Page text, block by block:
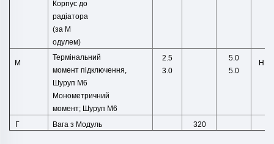
Корпус до
радіатора
(за М
одулем)
М
Термінальний
момент підключення,
Шуруп M6
Монометричний
момент; Шуруп M6
2.5
3.0
5.0
5.0
Н.М
Г Вага з Модуль 320